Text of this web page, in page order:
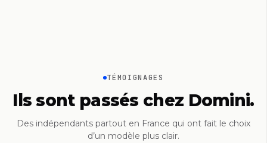
TÉMOIGNAGES
Ils sont passés chez Domini.
Des indépendants partout en France qui ont fait le choix
d’un modèle plus clair.